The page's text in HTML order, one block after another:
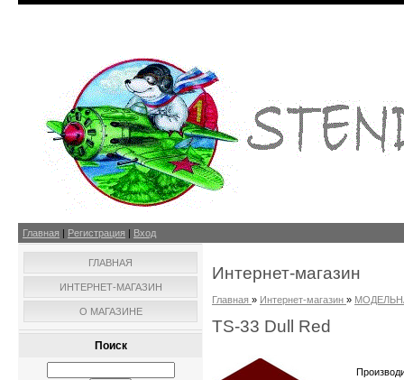
Главная | Регистрация | Вход
ГЛАВНАЯ
ИНТЕРНЕТ-МАГАЗИН
О МАГАЗИНЕ
Поиск
Интернет-магазин
Главная » Интернет-магазин »
TS-33 Dull Red